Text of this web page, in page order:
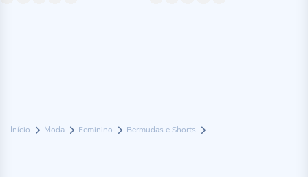
Início Moda Feminino Bermudas e Shorts